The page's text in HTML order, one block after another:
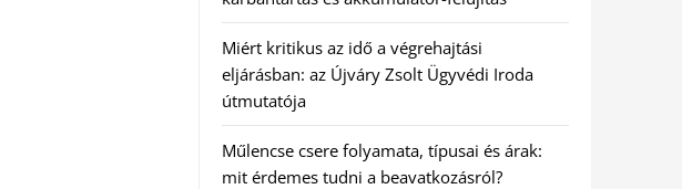
Miért kritikus az idő a végrehajtási
eljárásban: az Újváry Zsolt Ügyvédi Iroda
útmutatója
Műlencse csere folyamata, típusai és árak:
mit érdemes tudni a beavatkozásról?